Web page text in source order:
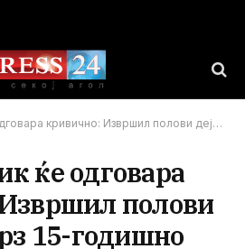
полови дејствија врз 15-годишно девојче во комбето во кое ја возел
ќе одговара
полови
15-годишно